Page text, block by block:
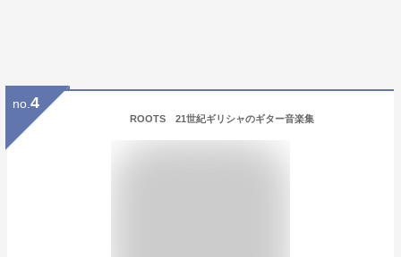
no. 4
ROOTS 21世紀ギリシャのギター音楽集